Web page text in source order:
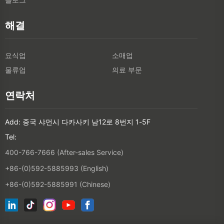
해결
요식업
소매업
물류업
의료 부문
연락처
Add: 중국 샤먼시 다카사키 남12로 8번지 1-5F
Tel:
400-766-7666 (After-sales Service)
+86-(0)592-5885993 (English)
+86-(0)592-5885991 (Chinese)